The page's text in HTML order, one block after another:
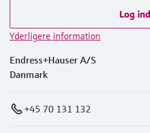
Log ind
Yderligere information
Endress+Hauser A/S
Danmark
+45 70 131 132